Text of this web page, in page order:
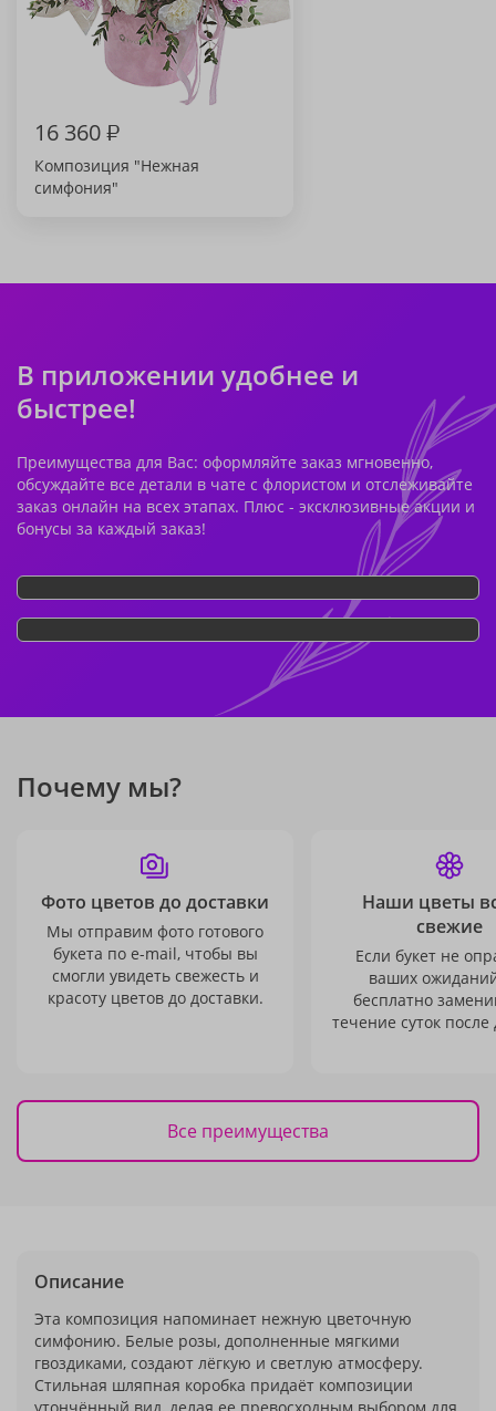
16 360₽
Композиция "Нежная
симфония"
В приложении удобнее и
быстрее!
Преимущества для Вас: оформляйте заказ мгновенно,
обсуждайте все детали в чате с флористом и отслеживайте
заказ онлайн на всех этапах. Плюс - эксклюзивные акции и
бонусы за каждый заказ!
Почему мы?
Фото цветов до доставки
Мы отправим фото готового
букета по e-mail, чтобы вы
смогли увидеть свежесть и
красоту цветов до доставки.
Наши цветы
свежие
Если букет не
ваших
бесплатно
течение суток после
Все преимущества
Описание
Эта композиция напоминает нежную цветочную
симфонию. Белые розы, дополненные мягкими
гвоздиками, создают лёгкую и светлую атмосферу.
Стильная шляпная коробка придаёт композиции